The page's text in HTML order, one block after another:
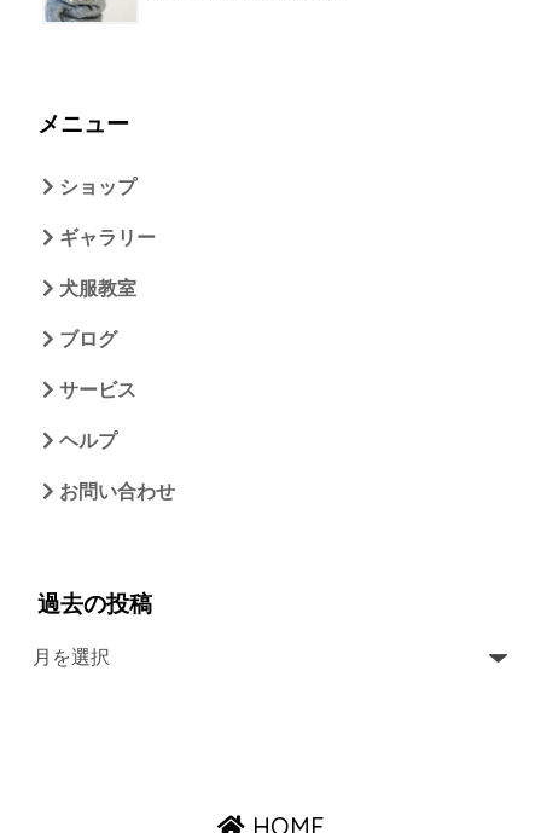
メニュー
ショップ
ギャラリー
犬服教室
ブログ
サービス
ヘルプ
お問い合わせ
過去の投稿
HOME